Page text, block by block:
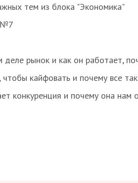
тем из блока "Экономика"
№7
рынок и как он работает,
кайфовать и почему все
конкуренция и почему она нам